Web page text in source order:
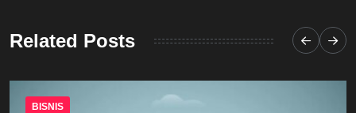
Related Posts
BISNIS